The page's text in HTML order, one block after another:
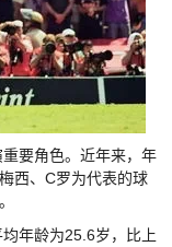
要角色。近年来，年
西、C罗为代表的球
年龄为25.6岁，比上